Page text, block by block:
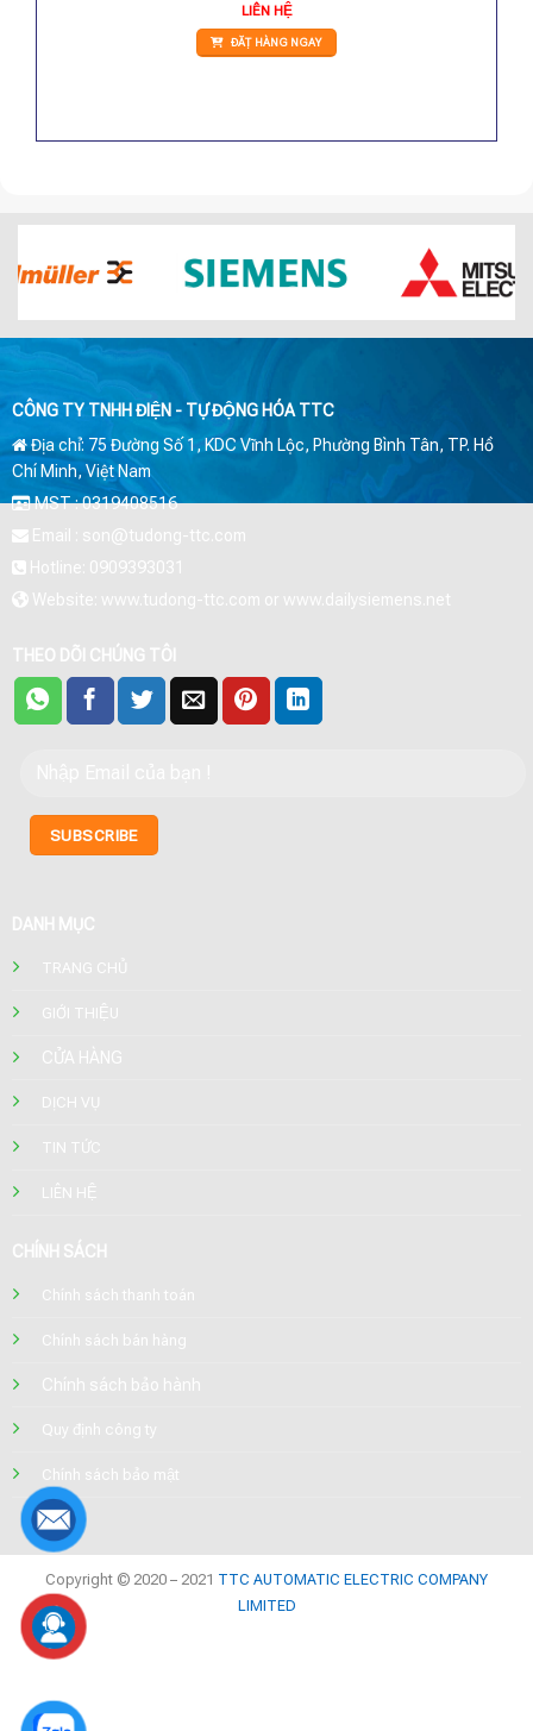
LIÊN HỆ
ĐẶT HÀNG NGAY
CÔNG TY TNHH ĐIỆN - TỰ ĐỘNG HÓA TTC
Địa chỉ: 75 Đường Số 1, KDC Vĩnh Lộc, Phường Bình Tân, TP. Hồ
Chí Minh, Việt Nam
MST : 0319408516
Email : son@tudong-ttc.com
Hotline: 0909393031
Website: www.tudong-ttc.com or www.dailysiemens.net
THEO DÕI CHÚNG TÔI
DANH MỤC
TRANG CHỦ
GIỚI THIỆU
CỬA HÀNG
DỊCH VỤ
TIN TỨC
LIÊN HỆ
CHÍNH SÁCH
Chính sách thanh toán
Chính sách bán hàng
Chính sách bảo hành
Quy định công ty
Chính sách bảo mật
Copyright © 2020 – 2021 TTC AUTOMATIC ELECTRIC COMPANY
LIMITED